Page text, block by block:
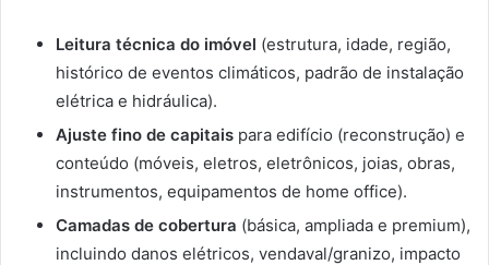
Leitura técnica do imóvel (estrutura, idade, região,
histórico de eventos climáticos, padrão de instalação
elétrica e hidráulica).
Ajuste fino de capitais para edifício (reconstrução) e
conteúdo (móveis, eletros, eletrônicos, joias, obras,
instrumentos, equipamentos de home office).
Camadas de cobertura (básica, ampliada e premium),
incluindo danos elétricos, vendaval/granizo, impacto